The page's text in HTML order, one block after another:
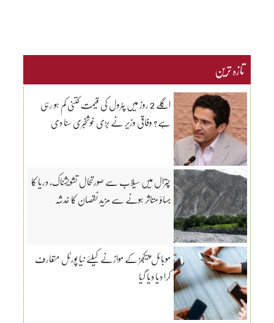
تازہ ترین
اگلے 2 روز میں پٹرول کی قیمت کتنی کم ہو رہی
ہے؟ وفاقی وزیر نے بڑی خوشخبری سنا دی
چترال میں سیلاب سے صورتحال تشویشناک، دریا کا
بہاؤ متاثر ہونے سے مزید نقصان کا خدشہ
موبائل پیکجز کے موازنے کیلئے نیا پورٹل متعارف
کرا دیا دیا گیا